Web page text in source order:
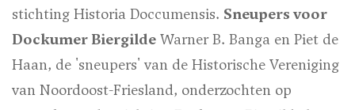
stichting Historia Doccumensis. Sneupers voor
Dockumer Biergilde Warner B. Banga en Piet de
Haan, de 'sneupers' van de Historische Vereniging
van Noordoost-Friesland, onderzochten op